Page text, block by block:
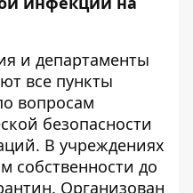
и департаменты
все пункты
вопросам
безопасности
В учреждениях
собственности до
Организован